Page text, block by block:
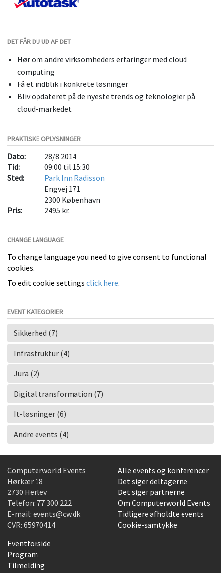
DET FÅR DU UD AF DET
Hør om andre virksomheders erfaringer med cloud
computing
Få et indblik i konkrete løsninger
Bliv opdateret på de nyeste trends og teknologier på
cloud-markedet
PRAKTISKE OPLYSNINGER
Dato:
28/8 2014
Tid:
09:00 til 15:30
Sted:
Park Inn Radisson
Engvej 171
2300 København
Pris:
2495 kr.
CHANGE LANGUAGE
To change language you need to give consent to functional
cookies.
To edit cookie settings click here.
EVENT KATEGORIER
Sikkerhed (7)
Infrastruktur (4)
Jura (2)
Digital transformation (7)
It-løsninger (6)
Andre events (4)
Computerworld Events
Hørkær 18
2730 Herlev
Telefon: 77 300 222
E-mail: events@cw.dk
CVR: 65970414
Alle events og konferencer
Det siger deltagerne
Det siger partnerne
Om Computerworld Events
Tidligere afholdte events
Cookie-samtykke
Eventforside
Program
Tilmelding